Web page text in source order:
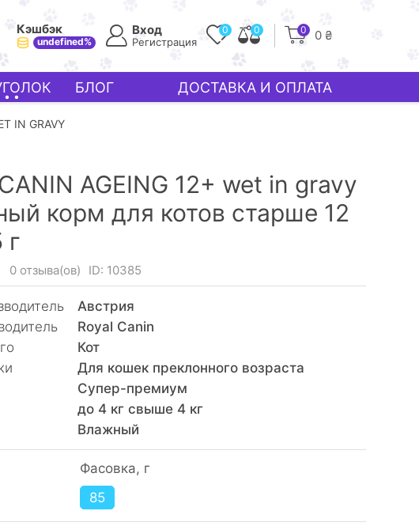
Кэшбэк
undefined%
Вход
Регистрация
0 0 0 0 ₴
БЛОГ ДОСТАВКА И ОПЛАТА
IN GRAVY
AGEING 12+ wet in gravy
корм для котов старше 12
г
0 отзыва(ов) ID: 10385
Австрия
Royal Canin
Кот
Для кошек преклонного возраста
Супер-премиум
до 4 кг свыше 4 кг
Влажный
Фасовка, г
85